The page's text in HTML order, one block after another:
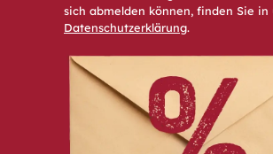
sich abmelden können, finden Sie in
Datenschutzerklärung.